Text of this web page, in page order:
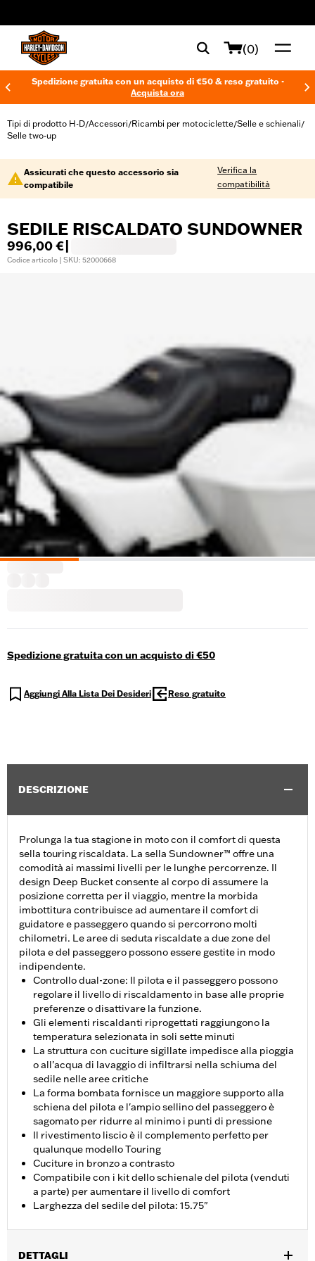
(0)
Spedizione gratuita con un acquisto di €50 & reso gratuito -
Acquista ora
Tipi di prodotto H-D/Accessori/Ricambi per motociclette/Selle e schienali/
Selle two-up
Assicurati che questo accessorio sia
compatibile
Verifica la
compatibilità
SEDILE RISCALDATO SUNDOWNER
996,00 €
Codice articolo | SKU: 52000668
Spedizione gratuita con un acquisto di €50
Aggiungi Alla Lista Dei Desideri Reso gratuito
DESCRIZIONE
Prolunga la tua stagione in moto con il comfort di questa
sella touring riscaldata. La sella Sundowner™ offre una
comodità ai massimi livelli per le lunghe percorrenze. Il
design Deep Bucket consente al corpo di assumere la
posizione corretta per il viaggio, mentre la morbida
imbottitura contribuisce ad aumentare il comfort di
guidatore e passeggero quando si percorrono molti
chilometri. Le aree di seduta riscaldate a due zone del
pilota e del passeggero possono essere gestite in modo
indipendente.
Controllo dual-zone: Il pilota e il passeggero possono
regolare il livello di riscaldamento in base alle proprie
preferenze o disattivare la funzione.
Gli elementi riscaldanti riprogettati raggiungono la
temperatura selezionata in soli sette minuti
La struttura con cuciture sigillate impedisce alla pioggia
o all'acqua di lavaggio di infiltrarsi nella schiuma del
sedile nelle aree critiche
La forma bombata fornisce un maggiore supporto alla
schiena del pilota e l'ampio sellino del passeggero è
sagomato per ridurre al minimo i punti di pressione
Il rivestimento liscio è il complemento perfetto per
qualunque modello Touring
Cuciture in bronzo a contrasto
Compatibile con i kit dello schienale del pilota (venduti
a parte) per aumentare il livello di comfort
Larghezza del sedile del pilota: 15.75"
DETTAGLI